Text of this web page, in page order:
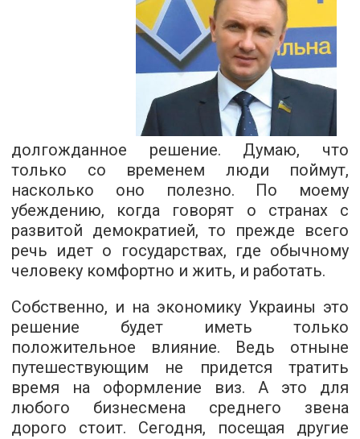
долгожданное решение. Думаю, что
только со временем люди поймут,
насколько оно полезно. По моему
убеждению, когда говорят о странах с
развитой демократией, то прежде всего
речь идет о государствах, где обычному
человеку комфортно и жить, и работать.
Собственно, и на экономику Украины это
решение будет иметь только
положительное влияние. Ведь отныне
путешествующим не придется тратить
время на оформление виз. А это для
любого бизнесмена среднего звена
дорого стоит. Сегодня, посещая другие